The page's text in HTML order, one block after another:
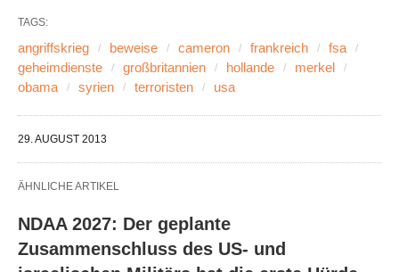
TAGS:
angriffskrieg beweise cameron frankreich
fsa
geheimdienste
großbritannien hollande
merkel
obama
syrien terroristen usa
29. AUGUST 2013
ÄHNLICHE ARTIKEL
NDAA 2027: Der geplante
Zusammenschluss des US- und